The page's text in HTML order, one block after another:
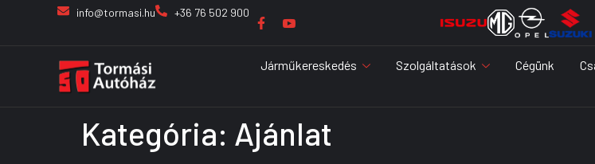
info@tormasi.hu +36 76 502 900
Járműkereskedés Szolgáltatások Cégünk
Kategória: Ajánlat